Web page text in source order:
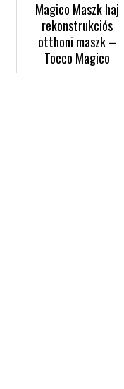
Magico Maszk haj
rekonstrukciós
otthoni maszk –
Tocco Magico